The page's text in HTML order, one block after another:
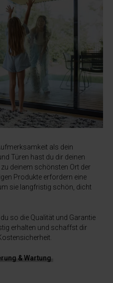
als dein
Türen hast du dir deinen
deinem schönsten Ort der
Produkte erfordern eine
sie langfristig schön, dicht
so die Qualität und Garantie
erhalten und schaffst dir
& Wartung